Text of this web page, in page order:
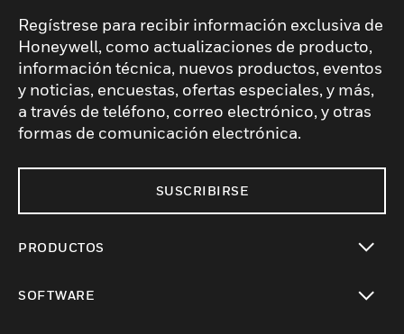
Regístrese para recibir información exclusiva de
Honeywell, como actualizaciones de producto,
información técnica, nuevos productos, eventos
y noticias, encuestas, ofertas especiales, y más,
a través de teléfono, correo electrónico, y otras
formas de comunicación electrónica.
SUSCRIBIRSE
PRODUCTOS
SOFTWARE